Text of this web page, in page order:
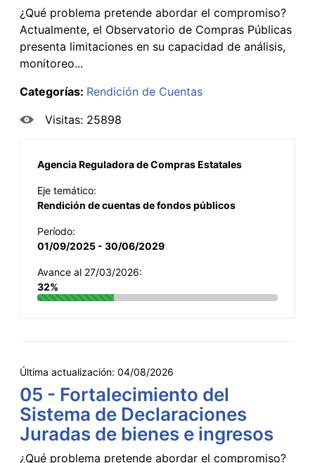
¿Qué problema pretende abordar el compromiso?
Actualmente, el Observatorio de Compras Públicas
presenta limitaciones en su capacidad de análisis,
monitoreo...
Categorías: Rendición de Cuentas
Visitas: 25898
Agencia Reguladora de Compras Estatales
Eje temático:
Rendición de cuentas de fondos públicos
Período:
01/09/2025 - 30/06/2029
Avance al 27/03/2026:
32%
Última actualización: 04/08/2026
05 - Fortalecimiento del
Sistema de Declaraciones
Juradas de bienes e ingresos
¿Qué problema pretende abordar el compromiso?